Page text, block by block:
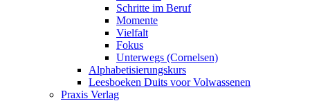
Schritte im Beruf
Momente
Vielfalt
Fokus
Unterwegs (Cornelsen)
Alphabetisierungskurs
Leesboeken Duits voor Volwassenen
Praxis Verlag